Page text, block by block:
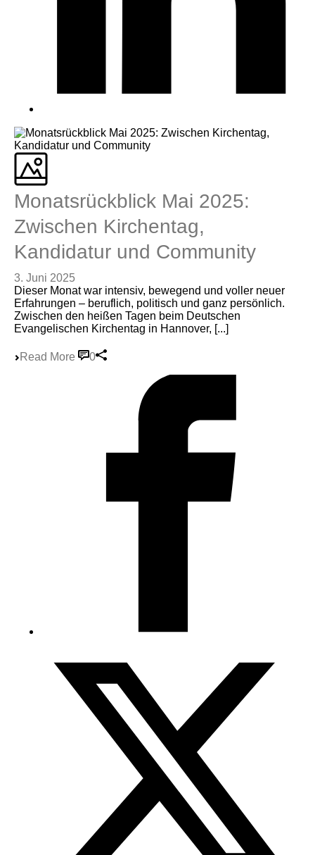
Monatsrückblick Mai 2025:
Zwischen Kirchentag,
Kandidatur und Community
3. Juni 2025
Dieser Monat war intensiv, bewegend und voller neuer
Erfahrungen – beruflich, politisch und ganz persönlich.
Zwischen den heißen Tagen beim Deutschen
Evangelischen Kirchentag in Hannover, [...]
Read More 0